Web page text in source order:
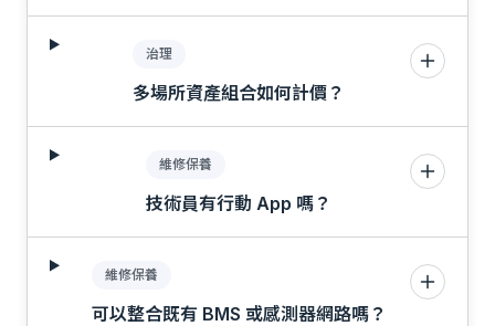
治理
多場所資產組合如何計價？
維修保養
技術員有行動 App 嗎？
維修保養
可以整合既有 BMS 或感測器網路嗎？